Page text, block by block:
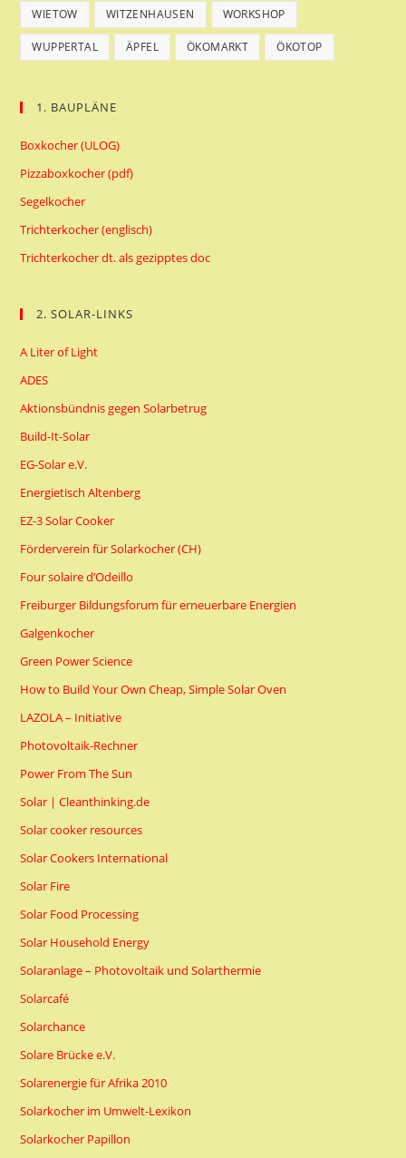
WIETOW WITZENHAUSEN WORKSHOP
WUPPERTAL ÄPFEL ÖKOMARKT ÖKOTOP
1. BAUPLÄNE
Boxkocher (ULOG)
Pizzaboxkocher (pdf)
Segelkocher
Trichterkocher (englisch)
Trichterkocher dt. als gezipptes doc
2. SOLAR-LINKS
A Liter of Light
ADES
Aktionsbündnis gegen Solarbetrug
Build-It-Solar
EG-Solar e.V.
Energietisch Altenberg
EZ-3 Solar Cooker
Förderverein für Solarkocher (CH)
Four solaire d’Odeillo
Freiburger Bildungsforum für erneuerbare Energien
Galgenkocher
Green Power Science
How to Build Your Own Cheap, Simple Solar Oven
LAZOLA – Initiative
Photovoltaik-Rechner
Power From The Sun
Solar | Cleanthinking.de
Solar cooker resources
Solar Cookers International
Solar Fire
Solar Food Processing
Solar Household Energy
Solaranlage – Photovoltaik und Solarthermie
Solarcafé
Solarchance
Solare Brücke e.V.
Solarenergie für Afrika 2010
Solarkocher im Umwelt-Lexikon
Solarkocher Papillon